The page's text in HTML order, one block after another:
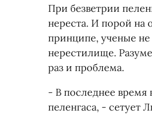
При безветрии
нереста. И порой на
принципе, ученые
нерестилище.
раз и проблема.
- В последнее время
пеленгаса, - сетует